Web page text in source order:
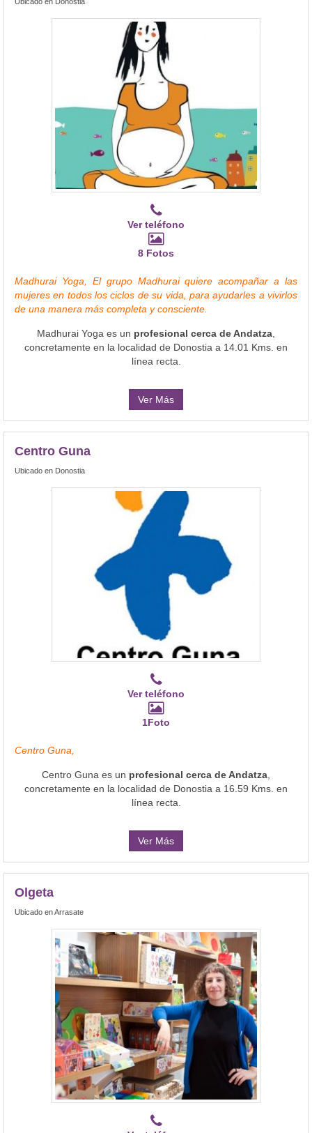
Ver teléfono
8 Fotos
Madhurai Yoga, El grupo Madhurai quiere acompañar a las
mujeres en todos los ciclos de su vida, para ayudarles a vivirlos
de una manera más completa y consciente.
Madhurai Yoga es un profesional cerca de Andatza
concretamente en la localidad de Donostia a 14.01 Kms. en
línea recta.
Ver Más
Centro Guna
Ubicado en Donostia
Ver teléfono
1Foto
Centro Guna,
Centro Guna es un profesional cerca de Andatza
concretamente en la localidad de Donostia a 16.59 Kms. en
línea recta.
Ver Más
Olgeta
Ubicado en Arrasate